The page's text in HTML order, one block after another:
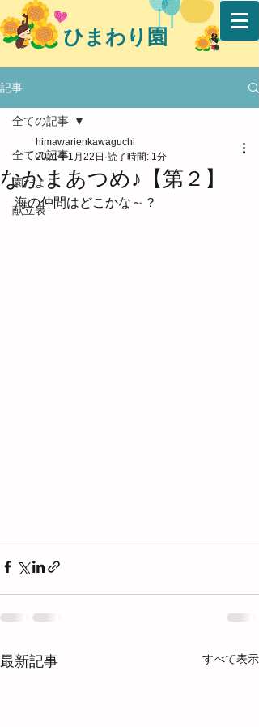
ひまわり園
記事
全ての記事
園だより
献立表
全ての記事
なかまあつめ♪【第２】
himawarienkawaguchi
2021年1月22日 読了時間: 1分
海の仲間はどこかな～？
最新記事 すべて表示